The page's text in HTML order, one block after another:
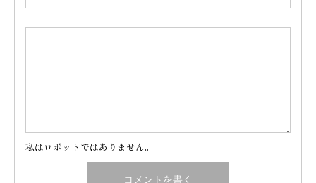
私はロボットではありません。